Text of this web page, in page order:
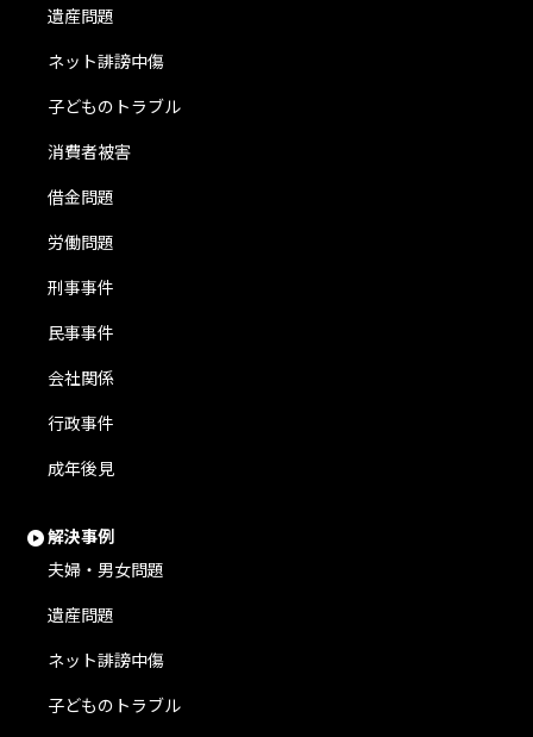
遺産問題
ネット誹謗中傷
子どものトラブル
消費者被害
借金問題
労働問題
刑事事件
民事事件
会社関係
行政事件
成年後見
解決事例
夫婦・男女問題
遺産問題
ネット誹謗中傷
子どものトラブル